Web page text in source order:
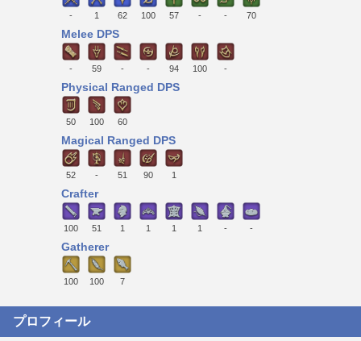
- 1 62 100 57 - - 70
Melee DPS
- 59 - - 94 100 -
Physical Ranged DPS
50 100 60
Magical Ranged DPS
52 - 51 90 1
Crafter
100 51 1 1 1 1 - -
Gatherer
100 100 7
プロフィール